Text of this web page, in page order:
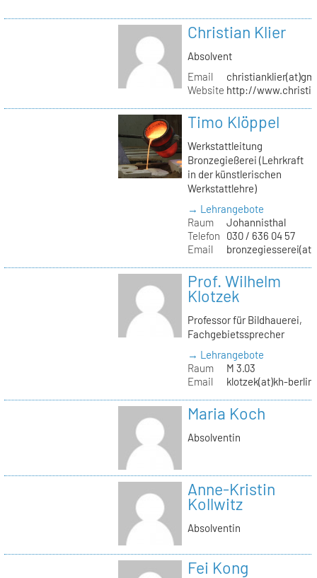
Christian Klier
Absolvent
Email
Website http://
Timo Klöppel
Werkstattleitung
Bronzegießerei (Lehrkraft
in der künstlerischen
Werkstattlehre)
→ Lehrangebote
Raum
Johannisthal
Telefon
030 / 636 04 57
Email
Prof. Wilhelm
Klotzek
Professor für Bildhauerei,
Fachgebietssprecher
→ Lehrangebote
Raum
M 3.03
Email
klotzek(at)kh-
Maria Koch
Absolventin
Anne-Kristin
Kollwitz
Absolventin
Fei Kong